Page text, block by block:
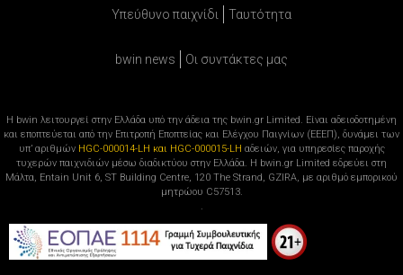
Υπεύθυνο παιχνίδι
Ταυτότητα
bwin news Oι συντάκτες μας
Η bwin λειτουργεί στην Ελλάδα υπό την άδεια της bwin.gr Limited. Είναι αδειοδοτημένη
και εποπτεύεται από την Επιτροπή Εποπτείας και Ελέγχου Παιγνίων (ΕΕΕΠ), δυνάμει των
υπ’ αριθμών HGC-000014-LH και HGC-000015-LH αδειών, για υπηρεσίες παροχής
τυχερών παιχνιδιών μέσω διαδικτύου στην Ελλάδα. Η bwin.gr Limited εδρεύει στη
Μάλτα, Entain Unit 6, ST Building Centre, 120 The Strand, GZIRA, με αριθμό εμπορικού
μητρώου C57513.
.